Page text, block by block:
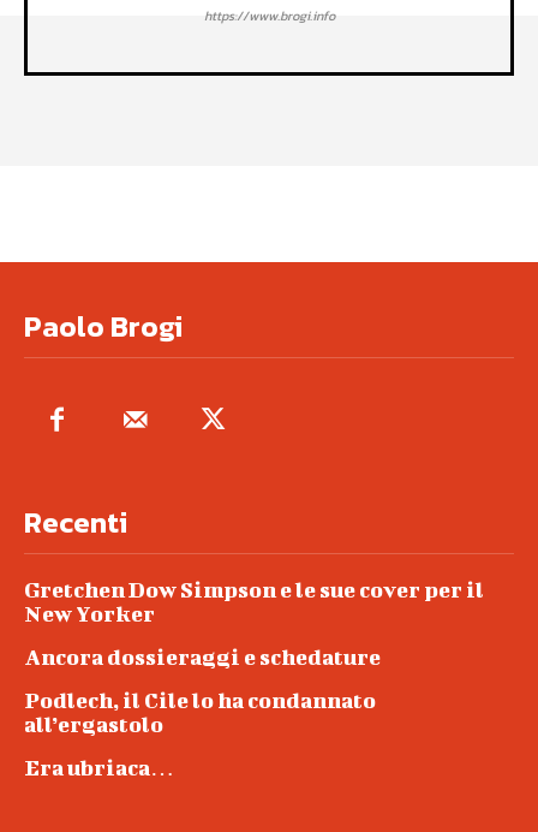
https://www.brogi.info
Paolo Brogi
Recenti
Gretchen Dow Simpson e le sue cover per il
New Yorker
Ancora dossieraggi e schedature
Podlech, il Cile lo ha condannato
all’ergastolo
Era ubriaca…